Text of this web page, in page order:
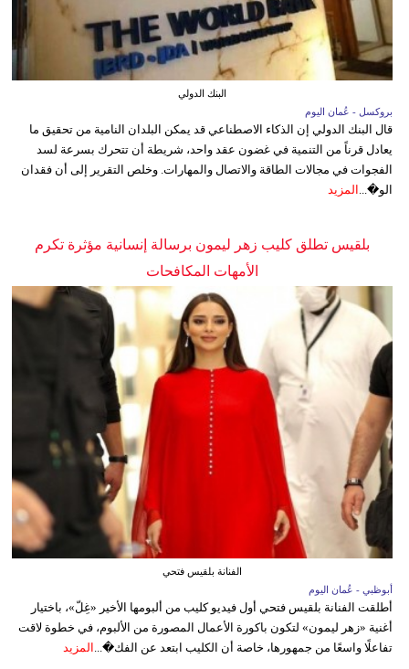
البنك الدولي
بروكسل - عُمان اليوم
قال البنك الدولي إن الذكاء الاصطناعي قد يمكن البلدان النامية من تحقيق ما
يعادل قرناً من التنمية في غضون عقد واحد، شريطة أن تتحرك بسرعة لسد
الفجوات في مجالات الطاقة والاتصال والمهارات. وخلص التقرير إلى أن فقدان
الو�...
المزيد
بلقيس تطلق كليب زهر ليمون برسالة إنسانية مؤثرة تكرم
الأمهات المكافحات
الفنانة بلقيس فتحي
أبوظبي - عُمان اليوم
أطلقت الفنانة بلقيس فتحي أول فيديو كليب من ألبومها الأخير «غِلّ»، باختيار
أغنية «زهر ليمون» لتكون باكورة الأعمال المصورة من الألبوم، في خطوة لاقت
تفاعلًا واسعًا من جمهورها، خاصة أن الكليب ابتعد عن الفك�... المزيد